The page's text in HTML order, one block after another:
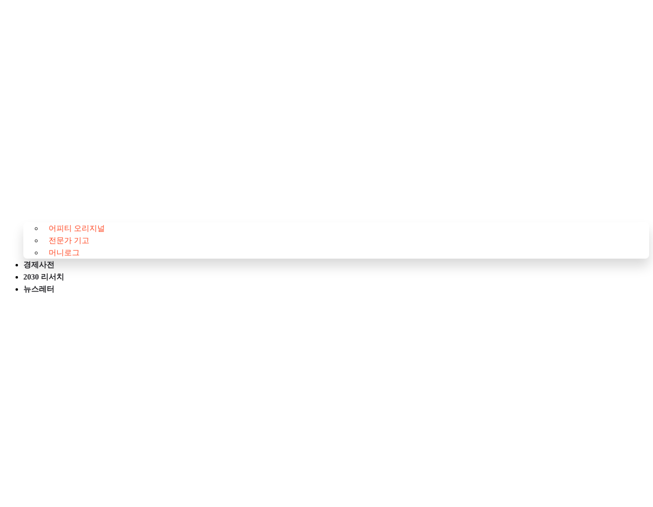
어피티 오리지널
전문가 기고
머니로그
경제사전
2030 리서치
뉴스레터